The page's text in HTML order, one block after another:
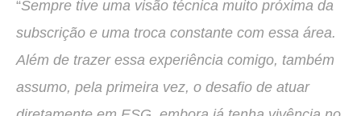
“Sempre tive uma visão técnica muito próxima da
subscrição e uma troca constante com essa área.
Além de trazer essa experiência comigo, também
assumo, pela primeira vez, o desafio de atuar